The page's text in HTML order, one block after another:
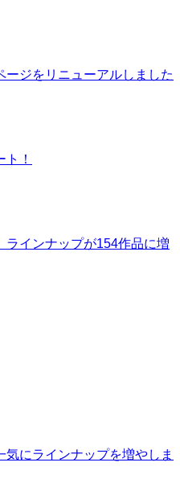
ージをリニューアルしました
！
ラインナップが154作品に増
にラインナップを増やしま